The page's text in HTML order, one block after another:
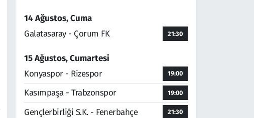
14 Ağustos, Cuma
Galatasaray - Çorum FK
21:30
15 Ağustos, Cumartesi
Konyaspor - Rizespor
19:00
Kasımpaşa - Trabzonspor 19:00
Gençlerbirliği S.K. - Fenerbahçe 21:30